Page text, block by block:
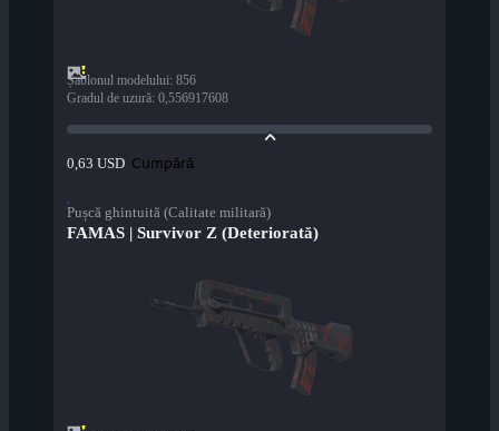
Șablonul modelului: 856
Gradul de uzură: 0,556917608
0,63 USD Cumpără
Pușcă ghintuită (Calitate militară)
FAMAS | Survivor Z (Deteriorată)